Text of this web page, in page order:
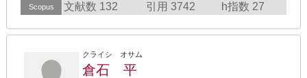
Scopus 文献数 132 引用 3742 h指数 27
クライシ オサム
倉石 平